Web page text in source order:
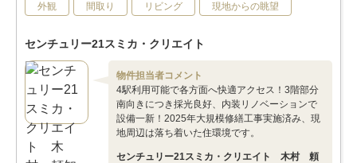
外観 間取り リビング 現地からの眺望
センチュリー21スミカ・クリエイト
物件担当者コメント
4駅利用可能で各方面へ快適アクセス！3階部分
南向きにつき採光良好、内装リノベーションで
設備一新！2025年大規模修繕工事実施済み、現
地周辺は落ち着いた住環境です。
センチュリー21スミカ・クリエイト 木村 頼